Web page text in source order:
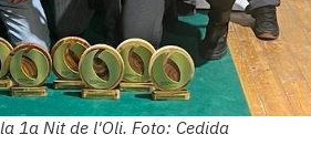
1a Nit de l'Oli. Foto: Cedida